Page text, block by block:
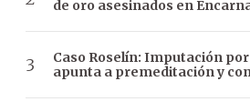
de oro asesinados en
Caso Roselín: Imputación
apunta a premeditación y